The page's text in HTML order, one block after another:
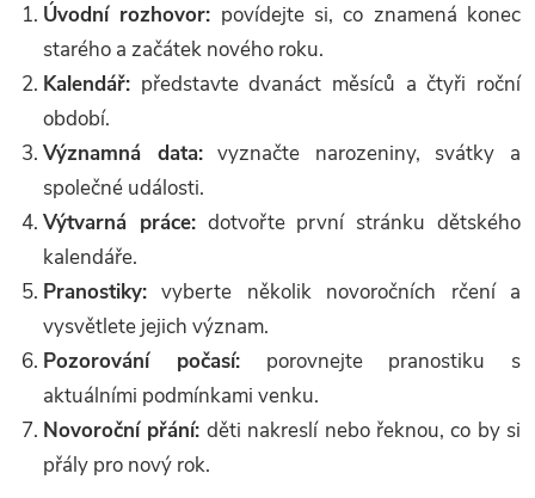
Úvodní rozhovor: povídejte si, co znamená konec
starého a začátek nového roku.
Kalendář: představte dvanáct měsíců a čtyři roční
období.
Významná data:vyznačte narozeniny, svátky a
společné události.
Výtvarná práce:dotvořte první stránku dětského
kalendáře.
Pranostiky: vyberte několik novoročních rčení a
vysvětlete jejich význam.
Pozorování počasí:porovnejte pranostiku s
aktuálními podmínkami venku.
Novoroční přání: děti nakreslí nebo řeknou, co by si
přály pro nový rok.